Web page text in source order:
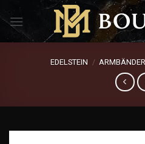
Inhalt
springen
EDELSTEIN /